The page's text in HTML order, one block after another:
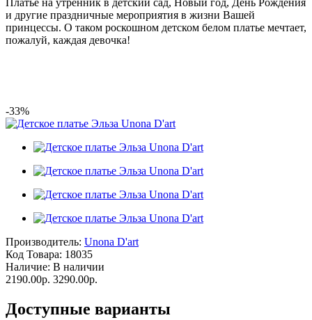
и другие праздничные мероприятия в жизни Вашей
принцессы. О таком роскошном детском белом платье мечтает,
пожалуй, каждая девочка!
-33%
Производитель: Unona D'art
Код Товара: 18035
Наличие: В наличии
2190.00р. 3290.00р.
Доступные варианты